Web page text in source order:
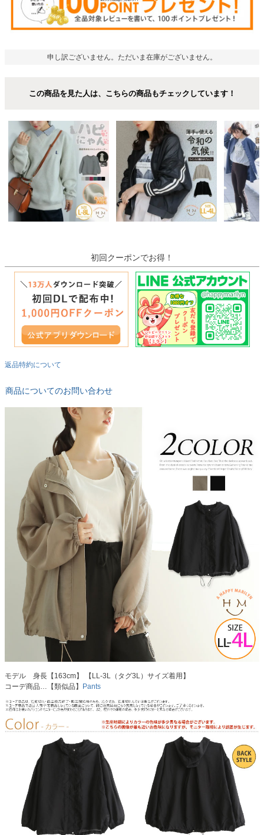
申し訳ございません。ただいま在庫がございません。
この商品を見た人は、こちらの商品もチェックしています！
初回クーポンでお得！
返品特約について
商品についてのお問い合わせ
モデル 身長【163cm】 【LL-3L（タグ3L）サイズ着用】
コーデ商品…【類似品】 Pants